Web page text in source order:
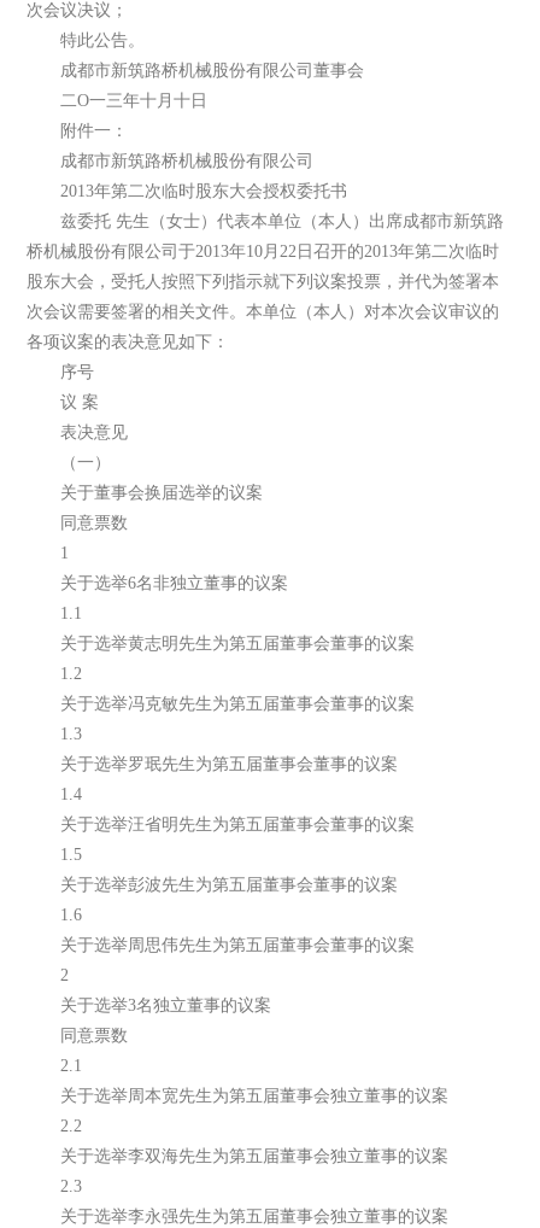
次会议决议；
特此公告。
成都市新筑路桥机械股份有限公司董事会
二O一三年十月十日
附件一：
成都市新筑路桥机械股份有限公司
2013年第二次临时股东大会授权委托书
兹委托 先生（女士）代表本单位（本人）出席成都市新筑路
桥机械股份有限公司于2013年10月22日召开的2013年第二次临时
股东大会，受托人按照下列指示就下列议案投票，并代为签署本
次会议需要签署的相关文件。本单位（本人）对本次会议审议的
各项议案的表决意见如下：
序号
议 案
表决意见
（一）
关于董事会换届选举的议案
同意票数
1
关于选举6名非独立董事的议案
1.1
关于选举黄志明先生为第五届董事会董事的议案
1.2
关于选举冯克敏先生为第五届董事会董事的议案
1.3
关于选举罗珉先生为第五届董事会董事的议案
1.4
关于选举汪省明先生为第五届董事会董事的议案
1.5
关于选举彭波先生为第五届董事会董事的议案
1.6
关于选举周思伟先生为第五届董事会董事的议案
2
关于选举3名独立董事的议案
同意票数
2.1
关于选举周本宽先生为第五届董事会独立董事的议案
2.2
关于选举李双海先生为第五届董事会独立董事的议案
2.3
关于选举李永强先生为第五届董事会独立董事的议案